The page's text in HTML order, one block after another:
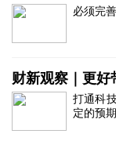
必须完
财新观察｜更好
打通科
定的预